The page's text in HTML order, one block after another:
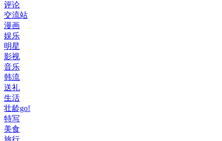
评论
交流站
漫画
娱乐
明星
影视
音乐
韩流
送礼
生活
壮龄go!
特写
美食
旅行